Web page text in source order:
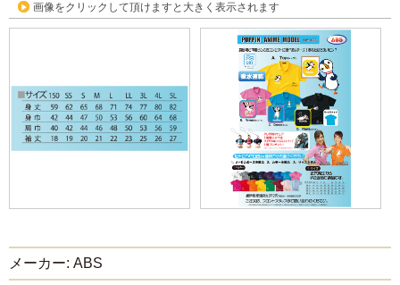
画像をクリックして頂けますと大きく表示されます
メーカー: ABS